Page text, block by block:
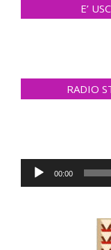
E’
RADIO
Audio
Player
00:00